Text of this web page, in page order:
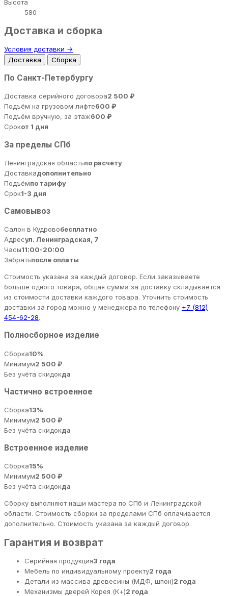
Высота
580
Доставка и сборка
Условия доставки →
Доставка
Сборка
По Санкт-Петербургу
Доставка серийного договора2 500 ₽
Подъём на грузовом лифте600 ₽
Подъём вручную, за этаж600 ₽
Срокот 1 дня
За пределы СПб
Ленинградская областьпо расчёту
Доставкадополнительно
Подъёмпо тарифу
Срок1-3 дня
Самовывоз
Салон в Кудровобесплатно
Адресул. Ленинградская, 7
Часы11:00-20:00
Забратьпосле оплаты
Стоимость указана за каждый договор. Если заказываете
больше одного товара, общая сумма за доставку складывается
из стоимости доставки каждого товара. Уточнить стоимость
доставки за город можно у менеджера по телефону +7 (812)
454-62-28.
Полносборное изделие
Сборка10%
Минимум2 500 ₽
Без учёта скидокда
Частично встроенное
Сборка13%
Минимум2 500 ₽
Без учёта скидокда
Встроенное изделие
Сборка15%
Минимум2 500 ₽
Без учёта скидокда
Сборку выполняют наши мастера по СПб и Ленинградской
области. Стоимость сборки за пределами СПб оплачивается
дополнительно. Стоимость указана за каждый договор.
Гарантия и возврат
Серийная продукция3 года
Мебель по индивидуальному проекту2 года
Детали из массива древесины (МДФ, шпон)2 года
Механизмы дверей Корея (К+)2 года